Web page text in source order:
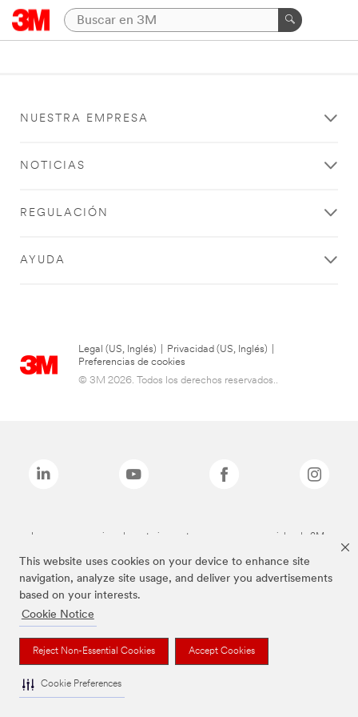
This website uses cookies on your device to enhance site
navigation, analyze site usage, and deliver you advertisements
based on your interests.
Cookie Notice
Reject Non-Essential Cookies Accept Cookies
Cookie Preferences
NUESTRA EMPRESA
NOTICIAS
REGULACIÓN
AYUDA
Legal (US, Inglés) Privacidad (US, Inglés)
Preferencias de cookies
© 3M 2026. Todos los derechos reservados..
Las marcas mencionadas anteriormente son marcas comerciales de 3M.